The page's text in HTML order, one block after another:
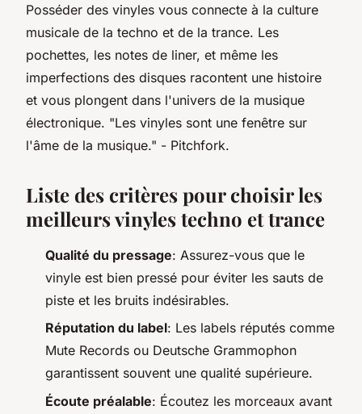
Posséder des vinyles vous connecte à la culture
musicale de la techno et de la trance. Les
pochettes, les notes de liner, et même les
imperfections des disques racontent une histoire
et vous plongent dans l'univers de la musique
électronique. "Les vinyles sont une fenêtre sur
l'âme de la musique." - Pitchfork.
Liste des critères pour choisir les
meilleurs vinyles techno et trance
Qualité du pressage: Assurez-vous que le
vinyle est bien pressé pour éviter les sauts de
piste et les bruits indésirables.
Réputation du label: Les labels réputés comme
Mute Records ou Deutsche Grammophon
garantissent souvent une qualité supérieure.
Écoute préalable: Écoutez les morceaux avant